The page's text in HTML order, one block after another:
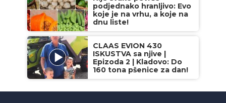
podjednako hranljivo: Evo
koje je na vrhu, a koje na
dnu liste!
CLAAS EVION 430
ISKUSTVA sa njive |
Epizoda 2 | Kladovo: Do
160 tona pšenice za dan!